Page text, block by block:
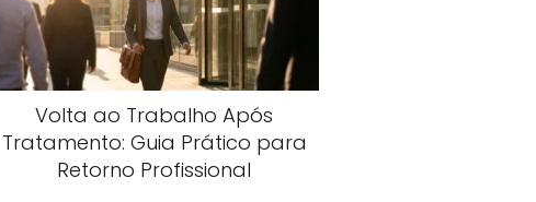
Volta ao Trabalho Após
Tratamento: Guia Prático para
Retorno Profissional